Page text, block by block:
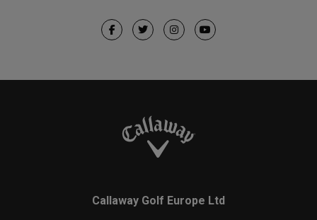
Callaway Golf Europe Ltd